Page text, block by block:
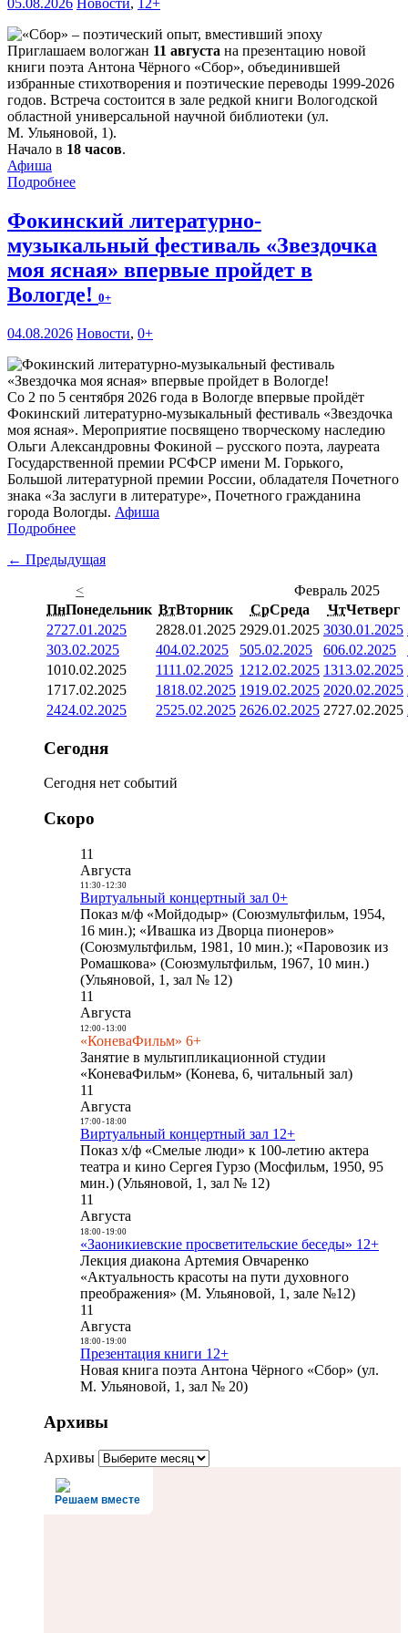
05.08.2026 Новости, 12+
Приглашаем вологжан 11 августа на презентацию новой
книги поэта Антона Чёрного «Сбор», объединившей
избранные стихотворения и поэтические переводы 1999-2026
годов. Встреча состоится в зале редкой книги Вологодской
областной универсальной научной библиотеки (ул.
М. Ульяновой, 1).
Начало в 18 часов.
Афиша
Подробнее
Фокинский литературно-
музыкальный фестиваль «Звездочка
моя ясная» впервые пройдет в
Вологде! 0+
04.08.2026 Новости, 0+
Со 2 по 5 сентября 2026 года в Вологде впервые пройдёт
Фокинский литературно-музыкальный фестиваль «Звездочка
моя ясная». Мероприятие посвящено творческому наследию
Ольги Александровны Фокиной – русского поэта, лауреата
Государственной премии РСФСР имени М. Горького,
Большой литературной премии России, обладателя Почетного
знака «За заслуги в литературе», Почетного гражданина
города Вологды. Афиша
Подробнее
← Предыдущая
<
Февраль 2025
ПнПонедельник ВтВторник СрСреда ЧтЧетверг
2727.01.2025 2828.01.2025 2929.01.2025 3030.01.2025
303.02.2025 404.02.2025 505.02.2025 606.02.2025
1010.02.2025 1111.02.2025 1212.02.2025 1313.02.2025
1717.02.2025 1818.02.2025 1919.02.2025 2020.02.2025
2424.02.2025 2525.02.2025 2626.02.2025 2727.02.2025
Сегодня
Сегодня нет событий
Скоро
11
Августа
11:30- 12:30
Виртуальный концертный зал 0+
Показ м/ф «Мойдодыр» (Союзмультфильм, 1954,
16 мин.); «Ивашка из Дворца пионеров»
(Союзмультфильм, 1981, 10 мин.); «Паровозик из
Ромашкова» (Союзмультфильм, 1967, 10 мин.)
(Ульяновой, 1, зал № 12)
11
Августа
12:00- 13:00
«КоневаФильм» 6+
Занятие в мультипликационной студии
«КоневаФильм» (Конева, 6, читальный зал)
11
Августа
17:00- 18:00
Виртуальный концертный зал 12+
Показ х/ф «Смелые люди» к 100-летию актера
театра и кино Сергея Гурзо (Мосфильм, 1950, 95
мин.) (Ульяновой, 1, зал № 12)
11
Августа
18:00- 19:00
«Заоникиевские просветительские беседы» 12+
Лекция диакона Артемия Овчаренко
«Актуальность красоты на пути духовного
преображения» (М. Ульяновой, 1, зале №12)
11
Августа
18:00- 19:00
Презентация книги 12+
Новая книга поэта Антона Чёрного «Сбор» (ул.
М. Ульяновой, 1, зал № 20)
Архивы
Архивы
Решаем вместе